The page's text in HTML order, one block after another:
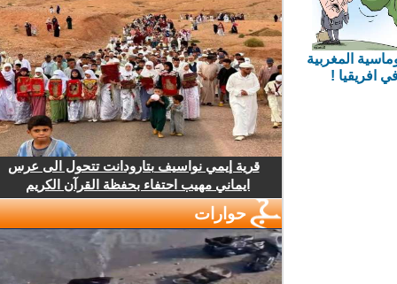
المغربية
افريقيا !
قرية إيمي نواسيف بتارودانت تتحول الى عرس
ايماني مهيب احتفاء بحفظة القرآن الكريم
حوارات